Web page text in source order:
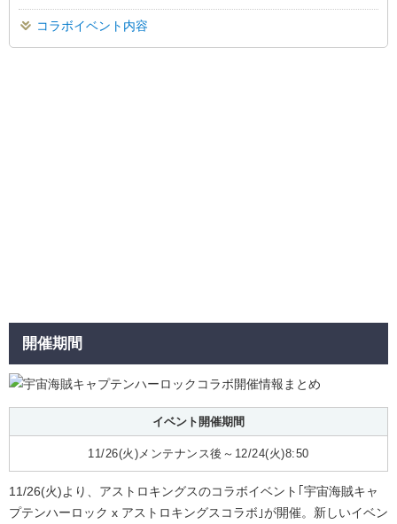
コラボイベント内容
開催期間
イベント開催期間
11/26(火)メンテナンス後～12/24(火)8:50
11/26(火)より、アストロキングスのコラボイベント｢宇宙海賊キャ
プテンハーロック x アストロキングスコラボ｣が開催。新しいイベン